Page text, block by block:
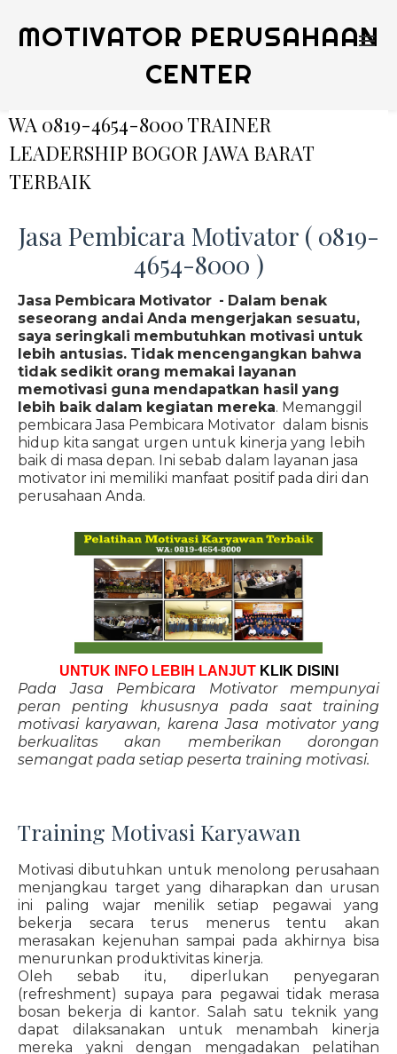
MOTIVATOR PERUSAHAAN
CENTER
WA 0819-4654-8000 TRAINER
LEADERSHIP BOGOR JAWA BARAT
TERBAIK
Jasa Pembicara Motivator ( 0819-
4654-8000 )
Jasa Pembicara Motivator - Dalam benak
seseorang andai Anda mengerjakan sesuatu,
saya seringkali membutuhkan motivasi untuk
lebih antusias. Tidak mencengangkan bahwa
tidak sedikit orang memakai layanan
memotivasi guna mendapatkan hasil yang
lebih baik dalam kegiatan mereka. Memanggil
pembicara Jasa Pembicara Motivator dalam bisnis
hidup kita sangat urgen untuk kinerja yang lebih
baik di masa depan. Ini sebab dalam layanan jasa
motivator ini memiliki manfaat positif pada diri dan
perusahaan Anda.
UNTUK INFO LEBIH LANJUT KLIK DISINI
Pada Jasa Pembicara Motivator mempunyai
peran penting khususnya pada saat training
motivasi karyawan, karena Jasa motivator yang
berkualitas akan memberikan dorongan
semangat pada setiap peserta training motivasi.
Training Motivasi Karyawan
Motivasi dibutuhkan untuk menolong perusahaan
menjangkau target yang diharapkan dan urusan
ini paling wajar menilik setiap pegawai yang
bekerja secara terus menerus tentu akan
merasakan kejenuhan sampai pada akhirnya bisa
menurunkan produktivitas kinerja.
Oleh sebab itu, diperlukan penyegaran
(refreshment) supaya para pegawai tidak merasa
bosan bekerja di kantor. Salah satu teknik yang
dapat dilaksanakan untuk menambah kinerja
mereka yakni dengan mengadakan pelatihan